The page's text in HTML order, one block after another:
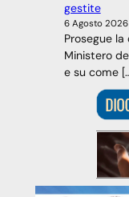
gestite
6 Agosto 2026
Prosegue
Ministero
e su come